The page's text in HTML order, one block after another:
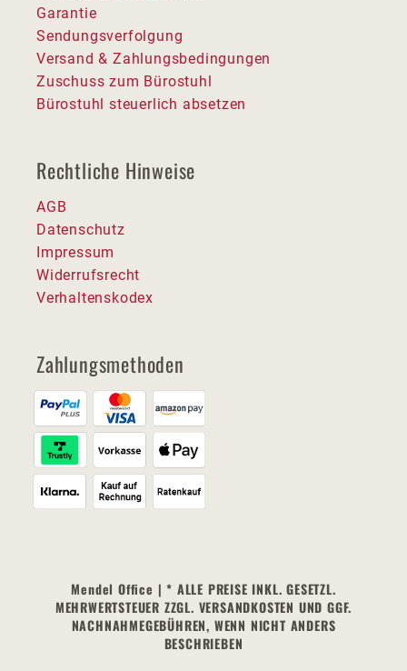
Garantie
Sendungsverfolgung
Versand & Zahlungsbedingungen
Zuschuss zum Bürostuhl
Bürostuhl steuerlich absetzen
Rechtliche Hinweise
AGB
Datenschutz
Impressum
Widerrufsrecht
Verhaltenskodex
Zahlungsmethoden
Mendel Office | * ALLE PREISE INKL. GESETZL.
MEHRWERTSTEUER ZZGL. VERSANDKOSTEN UND GGF.
NACHNAHMEGEBÜHREN, WENN NICHT ANDERS
BESCHRIEBEN